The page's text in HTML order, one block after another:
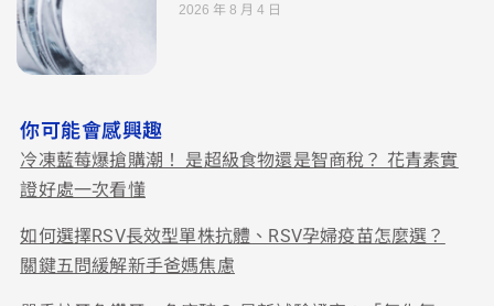
2026 年 8 月 4 日
你可能會感興趣
冷凍藍莓爆搶購潮！ 是超級食物還是智商稅？ 花青素實
證好處一次看懂
如何選擇RSV長效型單株抗體、RSV孕婦疫苗怎麼選？
關鍵五問緩解新手爸媽焦慮